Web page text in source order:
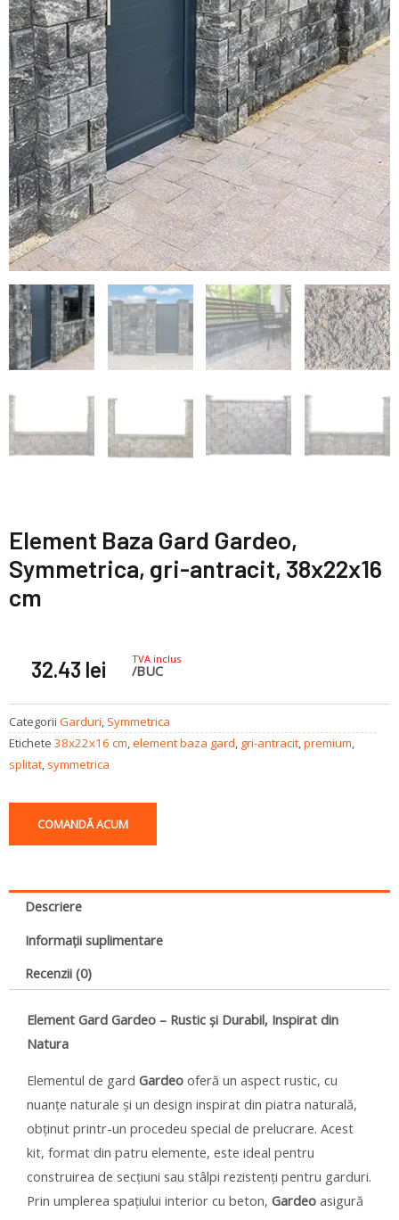
Element Baza Gard Gardeo,
Symmetrica, gri-antracit, 38x22x16
cm
32.43 lei TVA inclus
/BUC
Categorii Garduri, Symmetrica
Etichete 38x22x16 cm,element baza gard, gri-antracit,premium,
splitat, symmetrica
COMANDĂ ACUM
Descriere
Informații suplimentare
Recenzii (0)
Element Gard Gardeo – Rustic și Durabil, Inspirat din
Natura
Elementul de gard Gardeo oferă un aspect rustic, cu
nuanțe naturale și un design inspirat din piatra naturală,
obținut printr-un procedeu special de prelucrare. Acest
kit, format din patru elemente, este ideal pentru
construirea de secțiuni sau stâlpi rezistenți pentru garduri.
Prin umplerea spațiului interior cu beton, Gardeo asigură